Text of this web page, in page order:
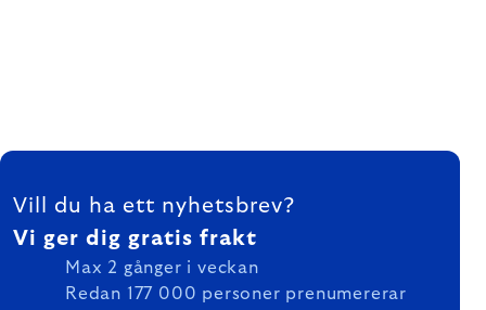
FOOTER
Vill du ha ett nyhetsbrev?
Vi ger dig gratis frakt
Max 2 gånger i veckan
Redan 177 000 personer prenumererar